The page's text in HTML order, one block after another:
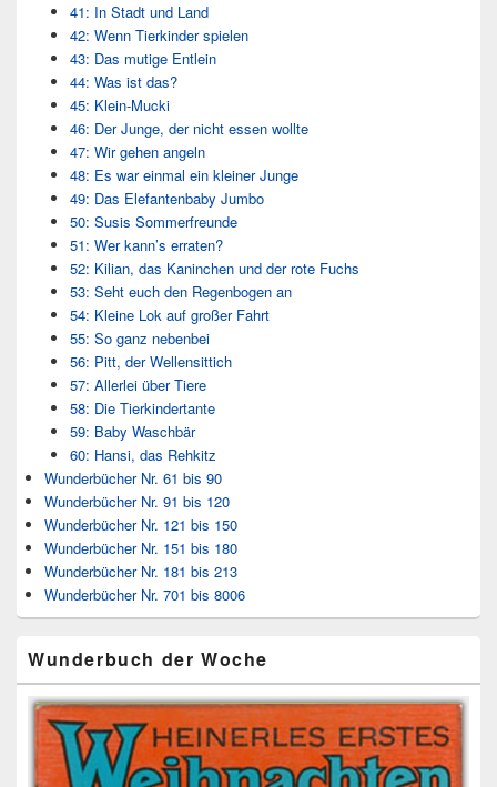
41: In Stadt und Land
42: Wenn Tierkinder spielen
43: Das mutige Entlein
44: Was ist das?
45: Klein-Mucki
46: Der Junge, der nicht essen wollte
47: Wir gehen angeln
48: Es war einmal ein kleiner Junge
49: Das Elefantenbaby Jumbo
50: Susis Sommerfreunde
51: Wer kann’s erraten?
52: Kilian, das Kaninchen und der rote Fuchs
53: Seht euch den Regenbogen an
54: Kleine Lok auf großer Fahrt
55: So ganz nebenbei
56: Pitt, der Wellensittich
57: Allerlei über Tiere
58: Die Tierkindertante
59: Baby Waschbär
60: Hansi, das Rehkitz
Wunderbücher Nr. 61 bis 90
Wunderbücher Nr. 91 bis 120
Wunderbücher Nr. 121 bis 150
Wunderbücher Nr. 151 bis 180
Wunderbücher Nr. 181 bis 213
Wunderbücher Nr. 701 bis 8006
Wunderbuch der Woche